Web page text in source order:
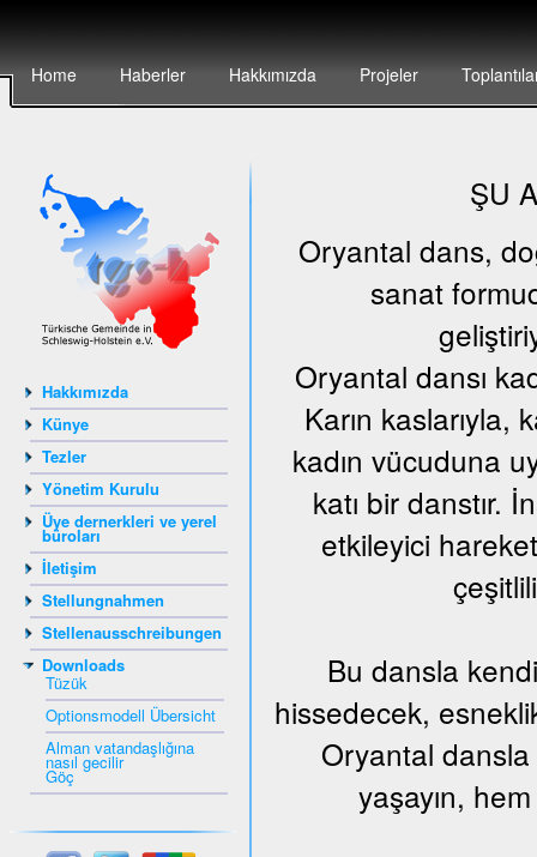
Home Haberler Hakkımızda Projeler
Hakkımızda
Künye
Tezler
Yönetim Kurulu
Üye dernerkleri ve yerel
büroları
İletişim
Stellungnahmen
Stellenausschreibungen
Downloads
Tüzük
Optionsmodell Übersicht
Alman vatandaşlığına
nasıl gecilir
Göç
ŞU
Oryantal dans,
sanat
Oryantal dansı
Karın
kadın vücuduna
katı bir danstır.
etkileyici
Bu dansla
hissedecek,
Oryantal dansla
yaşayın,